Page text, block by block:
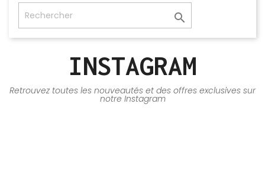

INSTAGRAM
Retrouvez toutes les nouveautés et des offres exclusives sur
notre Instagram